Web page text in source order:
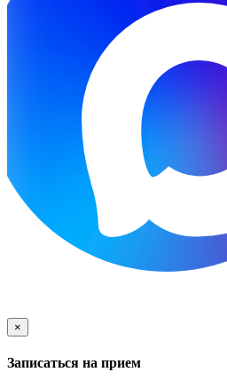
×
Записаться на прием